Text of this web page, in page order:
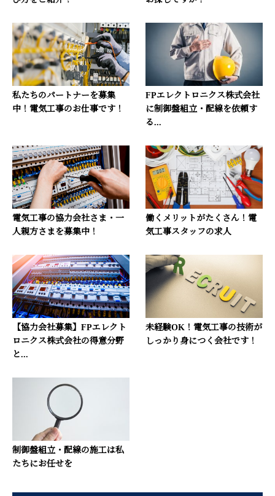
私たちのパートナーを募集
中！電気工事のお仕事です！
FPエレクトロニクス株式会社
に制御盤組立・配線を依頼す
る...
電気工事の協力会社さま・一
人親方さまを募集中！
働くメリットがたくさん！電
気工事スタッフの求人
【協力会社募集】FPエレクト
ロニクス株式会社の得意分野
と...
未経験OK！電気工事の技術が
しっかり身につく会社です！
制御盤組立・配線の施工は私
たちにお任せを